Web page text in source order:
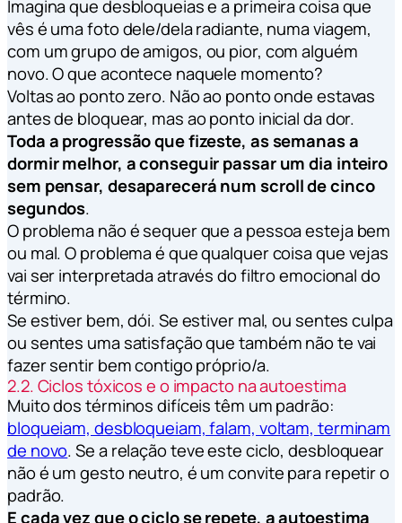
Imagina que desbloqueias e a primeira coisa que
vês é uma foto dele/dela radiante, numa viagem,
com um grupo de amigos, ou pior, com alguém
novo. O que acontece naquele momento?
Voltas ao ponto zero. Não ao ponto onde estavas
antes de bloquear, mas ao ponto inicial da dor.
Toda a progressão que fizeste, as semanas a
dormir melhor, a conseguir passar um dia inteiro
sem pensar, desaparecerá num scroll de cinco
segundos.
O problema não é sequer que a pessoa esteja bem
ou mal. O problema é que qualquer coisa que vejas
vai ser interpretada através do filtro emocional do
término.
Se estiver bem, dói. Se estiver mal, ou sentes culpa
ou sentes uma satisfação que também não te vai
fazer sentir bem contigo próprio/a.
2.2. Ciclos tóxicos e o impacto na autoestima
Muito dos términos difíceis têm um padrão:
bloqueiam, desbloqueiam, falam, voltam, terminam
de novo. Se a relação teve este ciclo, desbloquear
não é um gesto neutro, é um convite para repetir o
padrão.
E cada vez que o ciclo se repete, a autoestima